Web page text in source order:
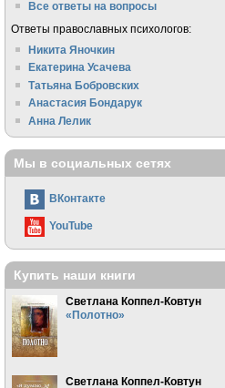
Все ответы на вопросы
Ответы православных психологов:
Никита Яночкин
Екатерина Усачева
Татьяна Бобровских
Анастасия Бондарук
Анна Лелик
Мы в социальных сетях
ВКонтакте
YouTube
Купить наши книги
Светлана Коппел-Ковтун
«Полотно»
Светлана Коппел-Ковтун